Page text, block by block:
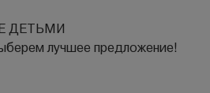
ДEТЬМИ
лучшее предложение!